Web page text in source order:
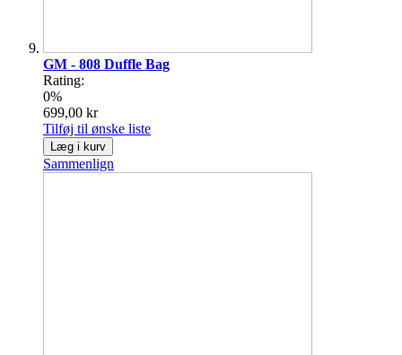
GM - 808 Duffle Bag
Rating:
0%
699,00 kr
Tilføj til ønske liste
Læg i kurv
Sammenlign